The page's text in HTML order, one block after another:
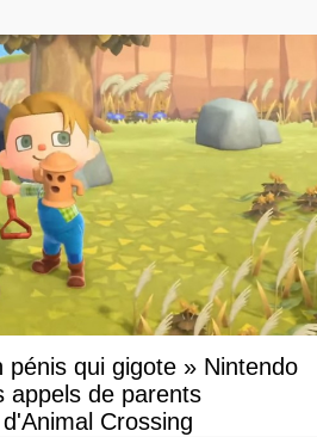
pénis qui gigote » Nintendo
appels de parents
Crossing